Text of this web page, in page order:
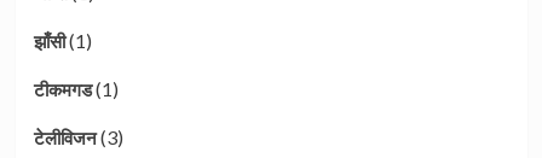
झाँसी(1)
टीकमगड(1)
टेलीविजन(3)